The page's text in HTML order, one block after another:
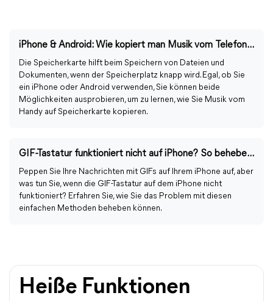
iPhone & Android: Wie kopiert man Musik vom Telefon auf die Speicherkarte?
Die Speicherkarte hilft beim Speichern von Dateien und
Dokumenten, wenn der Speicherplatz knapp wird. Egal, ob Sie
ein iPhone oder Android verwenden, Sie können beide
Möglichkeiten ausprobieren, um zu lernen, wie Sie Musik vom
Handy auf Speicherkarte kopieren.
GIF-Tastatur funktioniert nicht auf iPhone? So beheben Sie!
Peppen Sie Ihre Nachrichten mit GIFs auf Ihrem iPhone auf, aber
was tun Sie, wenn die GIF-Tastatur auf dem iPhone nicht
funktioniert? Erfahren Sie, wie Sie das Problem mit diesen
einfachen Methoden beheben können.
Heiße Funktionen